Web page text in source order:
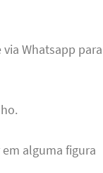
Whatsapp para
alguma figura